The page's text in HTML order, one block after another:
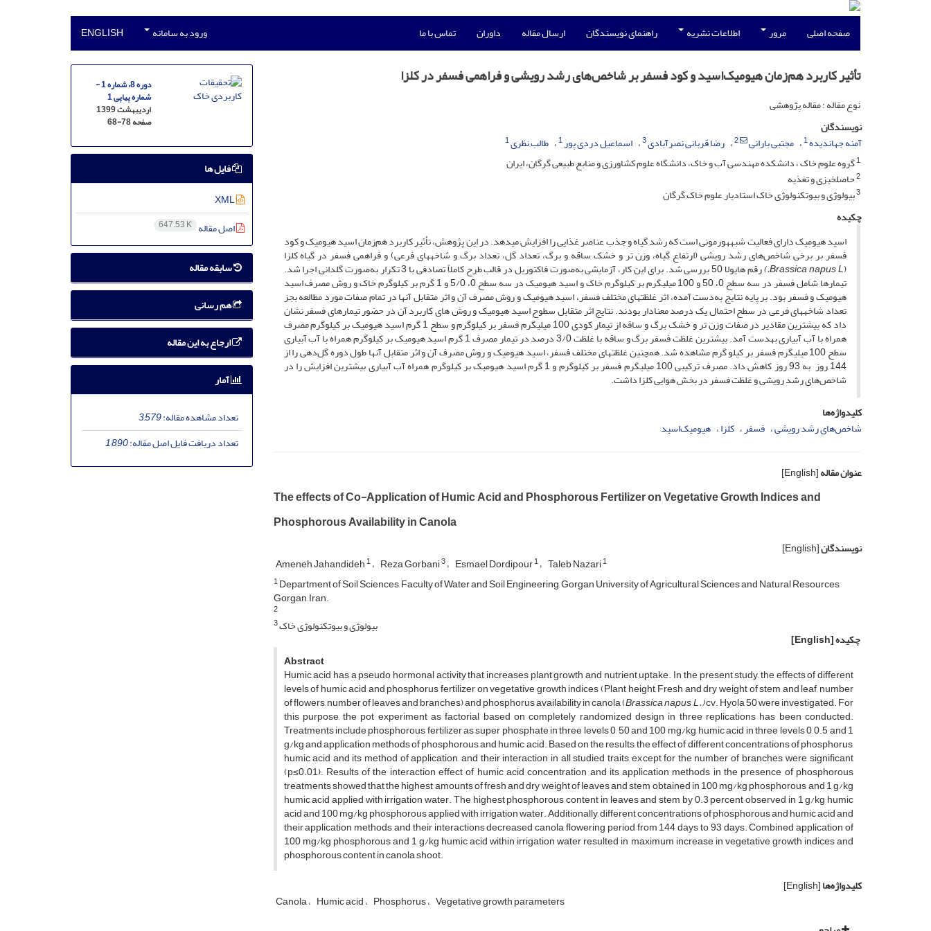
صفحه اصلی مرور اطلاعات نشریه راهنمای نویسندگان ارسال مقاله داوران تماس با ما ورود به سامانه ENGLISH
تأثیر کاربرد هم‌زمان هیومیک‌اسید و کود فسفر بر شاخص‌های رشد رویشی و فراهمی فسفر در کلزا
نوع مقاله : مقاله پژوهشی
نویسندگان
آمنه جهاندیده1 مجتبی بارانی 2 رضا قربانی نصرآبادی3 اسماعیل دردی پور1 طالب نظری1
1گروه علوم خاک ، دانشکده مهندسی آب و خاک، دانشگاه علوم کشاورزی و منابع طبیعی گرگان، ایران
2حاصلخیزی و تغذیه
3بیولوژی و بیوتکنولوژی خاک استادیار علوم خاک گرگان
چکیده
اسید هیومیک دارای فعالیت شبه­هورمونی است که رشد گیاه و جذب عناصر غذایی را افزایش می­دهد. در این پژوهش، تأثیر کاربرد هم‌زمان اسید هیومیک و کود
فسفر بر برخی شاخص‌های رشد رویشی (ارتفاع گیاه، وزن تر و خشک ساقه و برگ، تعداد گل، تعداد برگ و شاخه­های فرعی) و فراهمی فسفر در گیاه کلزا
(
Brassica napus L.) رقم هایولا 50 بررسی شد. برای این کار، آزمایشی به‌صورت فاکتوریل در قالب طرح کاملاً تصادفی با 3 تکرار به‌صورت گلدانی اجرا شد.
تیمارها شامل فسفر در سه سطح 0، 50 و 100 میلی­گرم بر کیلوگرم خاک و اسید هیومیک در سه سطح 0، 5/0 و 1 گرم بر کیلوگرم خاک و روش مصرف اسید
هیومیک و فسفر بود. بر پایه نتایج به‌دست آمده، اثر غلظت­های مختلف فسفر، اسید هیومیک و روش مصرف آن و اثر متقابل آن­ها در تمام صفات مورد مطالعه بجز
تعداد شاخه­های فرعی در سطح احتمال یک درصد معنادار بودند. نتایج اثر متقابل سطوح اسید هیومیک و روش های کاربرد آن در حضور تیمارهای فسفر نشان
داد که بیشترین مقادیر در صفات وزن تر و خشک برگ و ساقه از تیمار کودی 100 میلی­گرم فسفر بر کیلوگرم و سطح 1 گرم اسید هیومیک بر کیلوگرم مصرف
همراه با آب آبیاری به­دست آمد. بیشترین غلظت فسفر برگ و ساقه با غلظت 3/0 درصد در تیمار مصرف 1 گرم اسید هیومیک بر کیلوگرم همراه با آب آبیاری
سطح 100 میلی­گرم فسفر بر کیلو گرم مشاهده شد. همچنین غلظت­های مختلف فسفر، اسید هیومیک و روش مصرف آن و اثر متقابل آن­ها طول دوره گل‌دهی را از
144 روز به 93 روز کاهش داد. مصرف ترکیبی 100 میلی­گرم فسفر بر کیلوگرم و 1 گرم اسید هیومیک بر کیلوگرم همراه آب آبیاری بیشترین افزایش را در
شاخص‌های رشد رویشی و غلظت فسفر در بخش هوایی کلزا داشت.
کلیدواژه‌ها
شاخص‌های رشد رویشی فسفر کلزا هیومیک‌اسید
عنوان مقاله[English]
The effects of Co-Application of Humic Acid and Phosphorous Fertilizer on Vegetative Growth Indices and
Phosphorous Availability in Canola
نویسندگان[English]
Ameneh Jahandideh1 Reza Gorbani3 Esmael Dordipour1 Taleb Nazari1
1Department of Soil Sciences, Faculty of Water and Soil Engineering, Gorgan University of Agricultural Sciences and Natural Resources,
Gorgan, Iran.
2
3بیولوژی و بیوتکنولوژی خاک
چکیده[English]
Abstract
Humic acid has a pseudo hormonal activity that increases plant growth and nutrient uptake. In the present study, the effects of different
levels of humic acid and phosphorus fertilizer on vegetative growth indices (Plant height, Fresh and dry weight of stem and leaf, number
of flowers, number of leaves and branches) and phosphorus availability in canola (Brassica napus L.)cv. Hyola 50 were investigated. For
this purpose, the pot experiment as factorial based on completely randomized design in three replications has been conducted.
Treatments include phosphorous fertilizer as super phosphate in three levels 0, 50 and 100 mg/kg, humic acid in three levels 0, 0.5 and 1
g/kg and application methods of phosphorous and humic acid. Based on the results, the effect of different concentrations of phosphorus,
humic acid and its method of application, and their interaction in all studied traits, except for the number of branches, were significant
(p≤0.01). Results of the interaction effect of humic acid concentration and its application methods in the presence of phosphorous
treatments showed that the highest amounts of fresh and dry weight of leaves and stem obtained in 100 mg/kg phosphorous and 1 g/kg
humic acid applied with irrigation water. The highest phosphorous content in leaves and stem by 0.3 percent observed in 1 g/kg humic
acid and 100 mg/kg phosphorous applied with irrigation water. Additionally, different concentrations of phosphorous and humic acid and
their application methods and their interactions decreased canola flowering period from 144 days to 93 days. Combined application of
100 mg/kg phosphorous and 1 g/kg humic acid within irrigation water resulted in maximum increase in vegetative growth indices and
phosphorous content in canola shoot.
کلیدواژه‌ها[English]
Canola Humic acid Phosphorus Vegetative growth parameters
دوره 8، شماره 1 -
شماره پیاپی 1
اردیبهشت 1399
صفحه68-78
فایل ها
XML
اصل مقاله 647.53 K
سابقه مقاله
هم رسانی
ارجاع به این مقاله
آمار
تعداد مشاهده مقاله:3,579
تعداد دریافت فایل اصل مقاله:1,890